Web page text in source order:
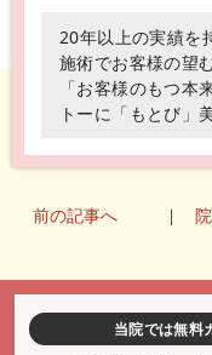
20年以上の実績を
施術でお客様の望
「お客様のもつ本
トーに「もとび」
前の記事へ |
当院では無料